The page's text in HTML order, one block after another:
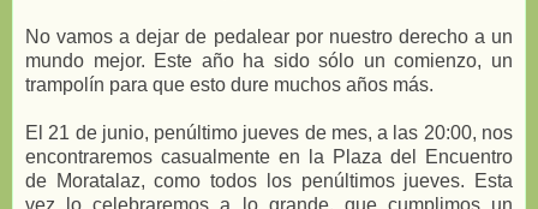
No vamos a dejar de pedalear por nuestro derecho a un
mundo mejor. Este año ha sido sólo un comienzo, un
trampolín para que esto dure muchos años más.
El 21 de junio, penúltimo jueves de mes, a las 20:00, nos
encontraremos casualmente en la Plaza del Encuentro
de Moratalaz, como todos los penúltimos jueves. Esta
vez lo celebraremos a lo grande, que cumplimos un